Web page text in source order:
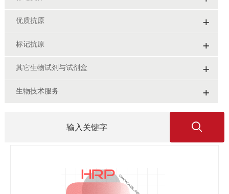
优质抗原 +
标记抗原 +
其它生物试剂与试剂盒 +
生物技术服务 +